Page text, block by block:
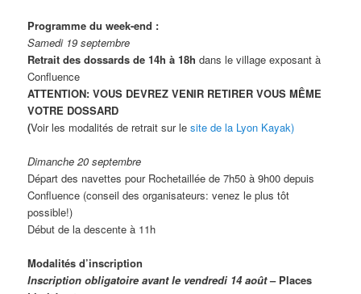
Programme du week-end :
Samedi 19 septembre
Retrait des dossards de 14h à 18h dans le village exposant à
Confluence
ATTENTION: VOUS DEVREZ VENIR RETIRER VOUS MÊME
VOTRE DOSSARD
(Voir les modalités de retrait sur lesite de la Lyon Kayak)
Dimanche 20 septembre
Départ des navettes pour Rochetaillée de 7h50 à 9h00 depuis
Confluence (conseil des organisateurs: venez le plus tôt
possible!)
Début de la descente à 11h
Modalités d’inscription
Inscription obligatoire avant le vendredi 14 août – Places